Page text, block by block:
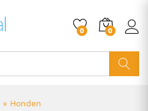
0 0
» Honden